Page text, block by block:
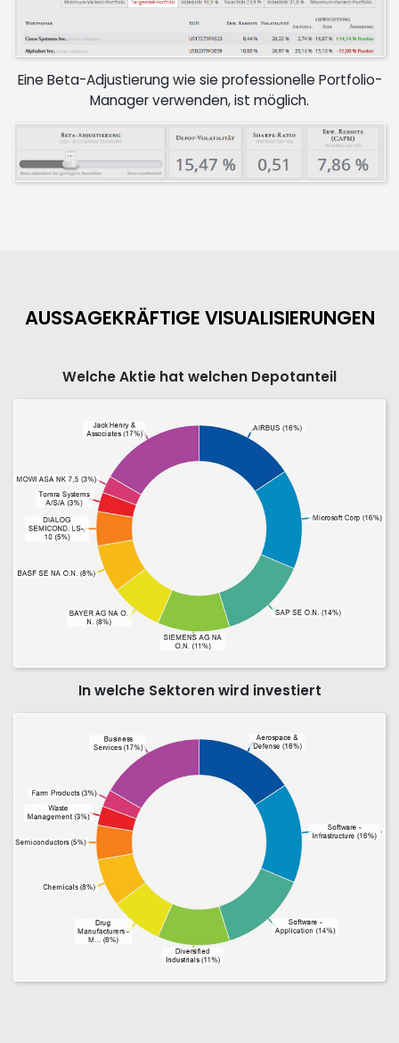
Eine Beta-Adjustierung wie sie professionelle Portfolio-
Manager verwenden, ist möglich.
AUSSAGEKRÄFTIGE VISUALISIERUNGEN
Welche Aktie hat welchen Depotanteil
In welche Sektoren wird investiert